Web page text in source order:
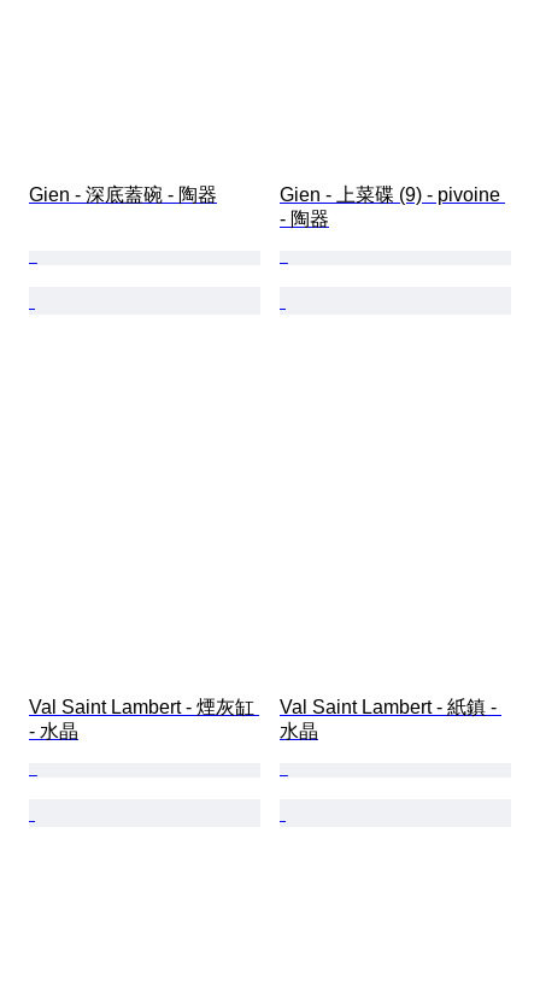
Gien - 深底蓋碗 - 陶器
Gien - 上菜碟 (9) - pivoine
- 陶器
Val Saint Lambert - 煙灰缸
- 水晶
Val Saint Lambert - 紙鎮 -
水晶